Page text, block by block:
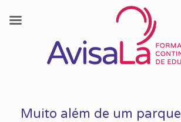
contentMuito além de um parque